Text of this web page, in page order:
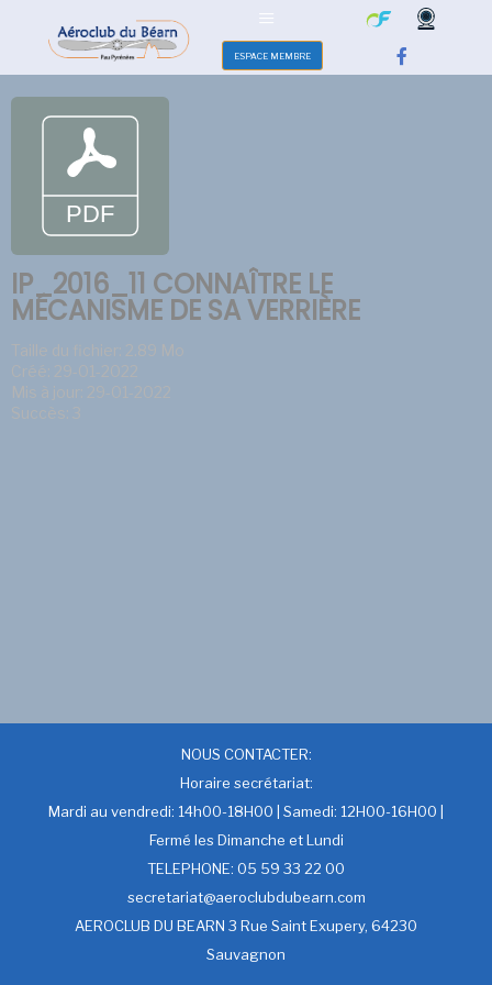
ESPACE MEMBRE
IP_2016_11 CONNAÎTRE LE
MÉCANISME DE SA VERRIÈRE
Taille du fichier: 2.89 Mo
Créé: 29-01-2022
Mis à jour: 29-01-2022
Succès: 3
NOUS CONTACTER:
Horaire secrétariat:
Mardi au vendredi: 14h00-18H00 | Samedi: 12H00-16H00 |
Fermé les Dimanche et Lundi
TELEPHONE: 05 59 33 22 00
secretariat@aeroclubdubearn.com
AEROCLUB DU BEARN 3 Rue Saint Exupery, 64230
Sauvagnon